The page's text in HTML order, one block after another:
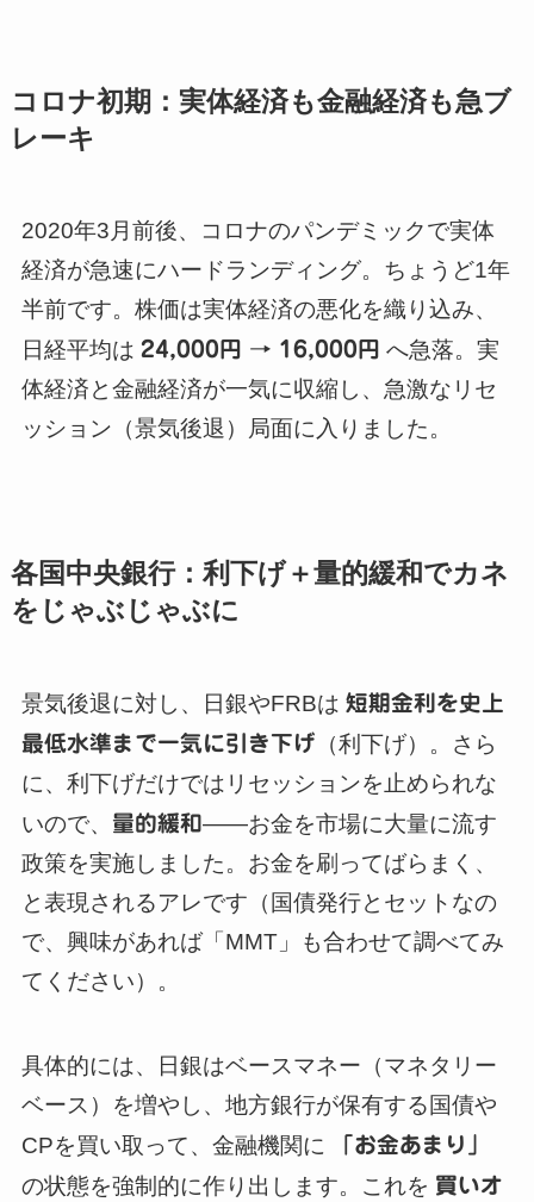
コロナ初期：実体経済も金融経済も急ブ
レーキ
2020年3月前後、コロナのパンデミックで実体
経済が急速にハードランディング。ちょうど1年
半前です。株価は実体経済の悪化を織り込み、
日経平均は 24,000円 → 16,000円 へ急落。実
体経済と金融経済が一気に収縮し、急激なリセ
ッション（景気後退）局面に入りました。
各国中央銀行：利下げ＋量的緩和でカネ
をじゃぶじゃぶに
景気後退に対し、日銀やFRBは 短期金利を史上
最低水準まで一気に引き下げ
（利下げ）。さら
に、利下げだけではリセッションを止められな
いので、
量的緩和——お金を市場に大量に流す
政策を実施しました。お金を刷ってばらまく、
と表現されるアレです（国債発行とセットなの
で、興味があれば「MMT」も合わせて調べてみ
てください）。
具体的には、日銀はベースマネー（マネタリー
ベース）を増やし、地方銀行が保有する国債や
CPを買い取って、金融機関に
「お金あまり」
の状態を強制的に作り出します。これを 買いオ